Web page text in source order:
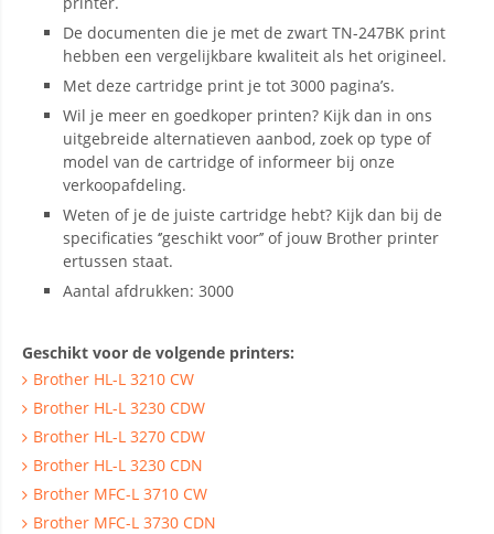
De documenten die je met de zwart TN-247BK print
hebben een vergelijkbare kwaliteit als het origineel.
Met deze cartridge print je tot 3000 pagina’s.
Wil je meer en goedkoper printen? Kijk dan in ons
uitgebreide alternatieven aanbod, zoek op type of
model van de cartridge of informeer bij onze
verkoopafdeling.
Weten of je de juiste cartridge hebt? Kijk dan bij de
specificaties ‘’geschikt voor’’ of jouw Brother printer
ertussen staat.
Aantal afdrukken: 3000
Geschikt voor de volgende printers:
Brother HL-L 3210 CW
Brother HL-L 3230 CDW
Brother HL-L 3270 CDW
Brother HL-L 3230 CDN
Brother MFC-L 3710 CW
Brother MFC-L 3730 CDN